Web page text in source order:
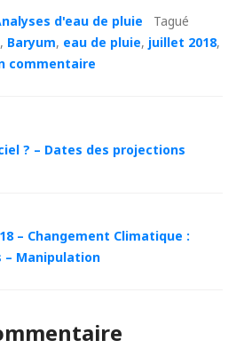
d'eau de pluie
Tagué
, Baryum, eau de pluie, juillet 2018,
commentaire
? – Dates des projections
– Changement Climatique :
– Manipulation